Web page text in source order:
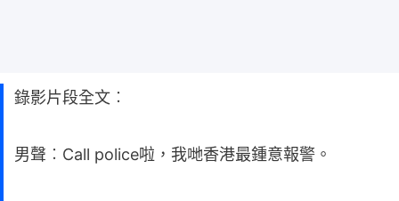
錄影片段全文︰
男聲︰Call police啦，我哋香港最鍾意報警。